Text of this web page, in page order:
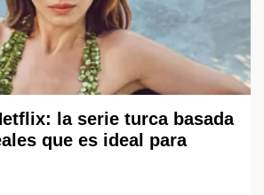
la serie turca basada
que es ideal para